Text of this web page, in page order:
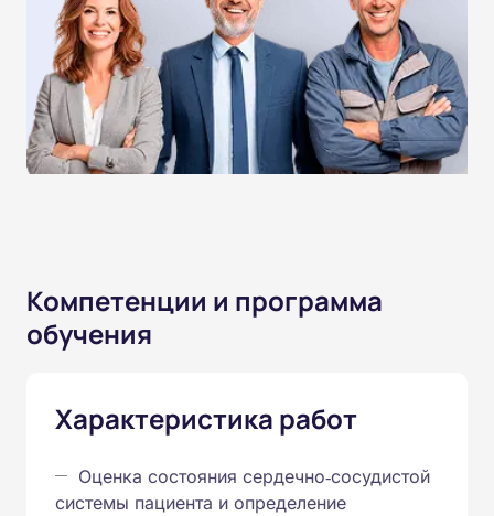
Компетенции и программа
обучения
Характеристика работ
Оценка состояния сердечно‑сосудистой
системы пациента и определение